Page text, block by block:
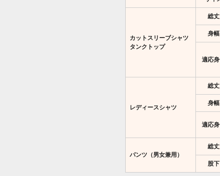
カットスリーブシャツ
タンクトップ
総丈
身幅
適応
レディースシャツ
総丈
身幅
適応
パンツ（男女兼用）
総丈
股下